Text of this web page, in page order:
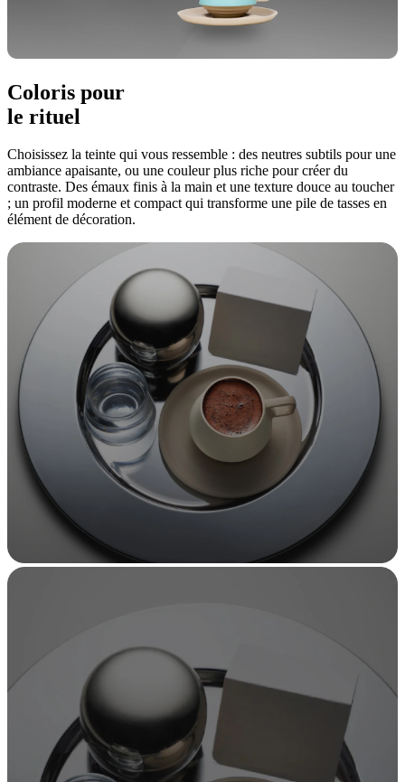
Coloris pour
le rituel
Choisissez la teinte qui vous ressemble : des neutres subtils pour une
ambiance apaisante, ou une couleur plus riche pour créer du
contraste. Des émaux finis à la main et une texture douce au toucher
; un profil moderne et compact qui transforme une pile de tasses en
élément de décoration.